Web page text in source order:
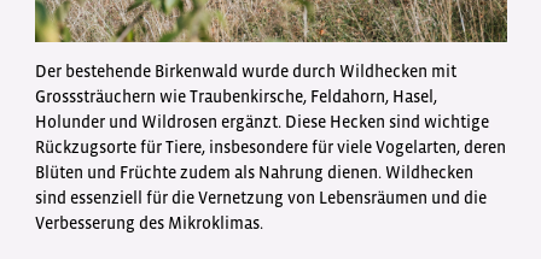
Der bestehende Birkenwald wurde durch Wildhecken mit
Grosssträuchern wie Traubenkirsche, Feldahorn, Hasel,
Holunder und Wildrosen ergänzt. Diese Hecken sind wichtige
Rückzugsorte für Tiere, insbesondere für viele Vogelarten, deren
Blüten und Früchte zudem als Nahrung dienen. Wildhecken
sind essenziell für die Vernetzung von Lebensräumen und die
Verbesserung des Mikroklimas.